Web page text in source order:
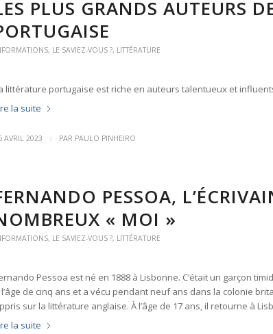
PLUS GRANDS AUTEURS
, LE SAVIEZ-VOUS ?, LITTÉRATURE
littérature portugaise est riche en auteurs talentueux et
la suite
AVRIL 2023 / PAR PAULO PINHEIRO
PESSOA,
« MOI »
, LE SAVIEZ-VOUS ?, LITTÉRATURE
Pessoa est né en 1888 à Lisbonne. C’était un garçon
l’âge de cinq ans et a vécu pendant neuf ans dans la colonie
sur la littérature anglaise. À l’âge de 17 ans, il retourne à
la suite